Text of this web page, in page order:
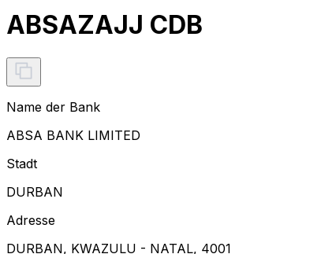
ABSAZAJJ CDB
Name der Bank
ABSA BANK LIMITED
Stadt
DURBAN
Adresse
DURBAN, KWAZULU - NATAL, 4001